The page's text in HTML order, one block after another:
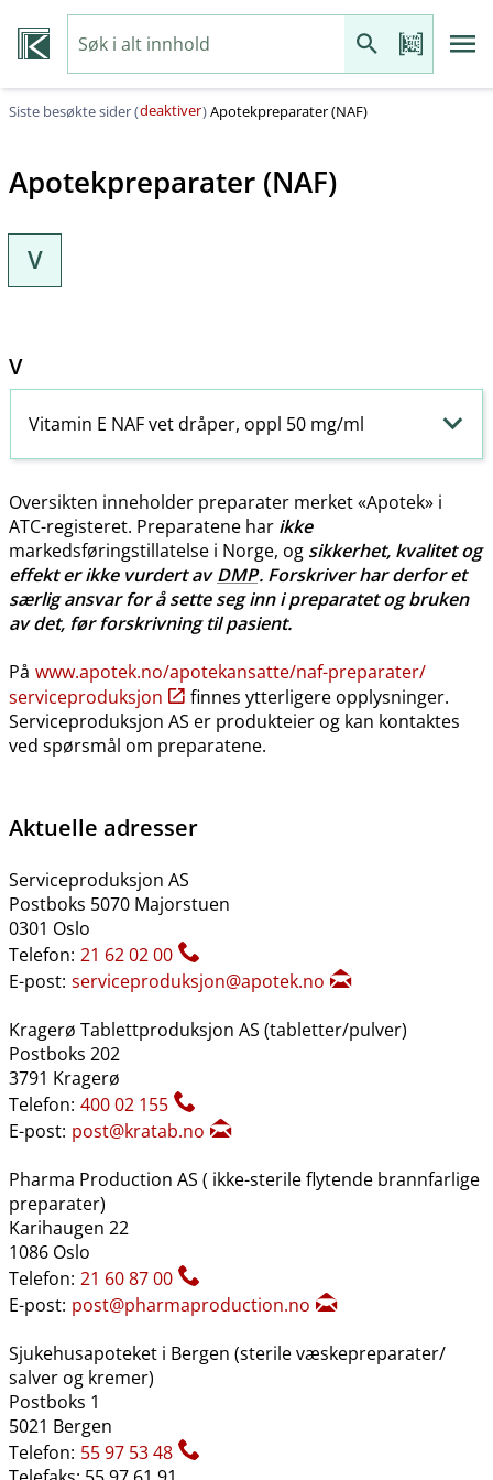
Siste besøkte sider (deaktiver)Apotekpreparater (NAF)
Apotekpreparater (NAF)
V
V
Vitamin E NAF vet dråper, oppl 50 mg/ml
Oversikten inneholder preparater merket «Apotek» i
ATC-registeret. Preparatene har ikke
markedsføringstillatelse i Norge, og sikkerhet, kvalitet og
effekt er ikke vurdert avDMP. Forskriver har derfor et
særlig ansvar for å sette seg inn i preparatet og bruken
av det, før forskrivning til pasient.
På www.apotek.no​/​apotekansatte​/​naf-preparater​/​
serviceproduksjon
finnes ytterligere opplysninger.
Serviceproduksjon AS er produkteier og kan kontaktes
ved spørsmål om preparatene.
Aktuelle adresser
Serviceproduksjon AS
Postboks 5070 Majorstuen
0301 Oslo
Telefon: 21 62 02 00
E-post: serviceproduksjon@apotek.no
Kragerø Tablettproduksjon AS (tabletter​/​pulver)
Postboks 202
3791 Kragerø
Telefon: 400 02 155
E-post: post@kratab.no
Pharma Production AS ( ikke-sterile flytende brannfarlige
preparater)
Karihaugen 22
1086 Oslo
Telefon: 21 60 87 00
E-post: post@pharmaproduction.no
Sjukehusapoteket i Bergen (sterile væskepreparater​/​
salver og kremer)
Postboks 1
5021 Bergen
Telefon: 55 97 53 48